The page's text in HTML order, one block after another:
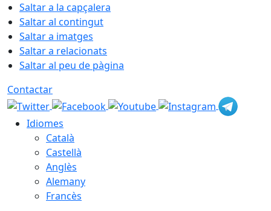
Saltar a la capçalera
Saltar al contingut
Saltar a imatges
Saltar a relacionats
Saltar al peu de pàgina
Contactar
Idiomes
Català
Castellà
Anglès
Alemany
Francès